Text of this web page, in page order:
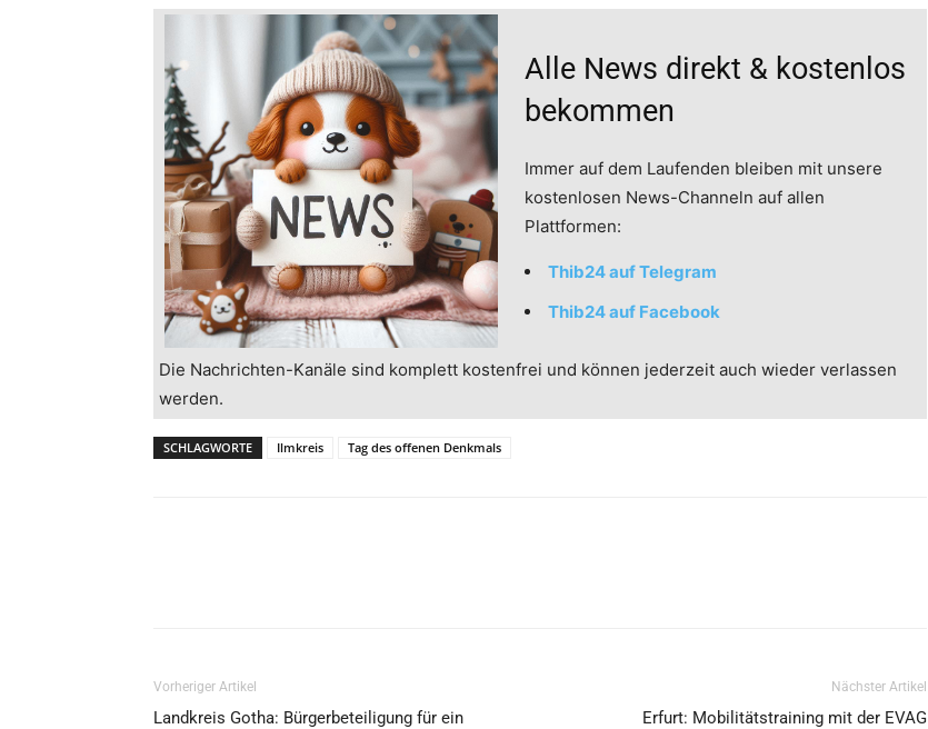
Alle News direkt & kostenlos
bekommen
Immer auf dem Laufenden bleiben mit unsere
kostenlosen News-Channeln auf allen
Plattformen:
Thib24 auf Telegram
Thib24 auf Facebook
Die Nachrichten-Kanäle sind komplett kostenfrei und können jederzeit auch wieder verlassen
werden.
SCHLAGWORTE Ilmkreis Tag des offenen Denkmals
Vorheriger Artikel
Landkreis Gotha: Bürgerbeteiligung für ein
Nächster Artikel
Erfurt: Mobilitätstraining mit der EVAG